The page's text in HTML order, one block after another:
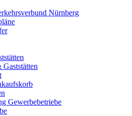
Nürnberg
Gewerbebetriebe